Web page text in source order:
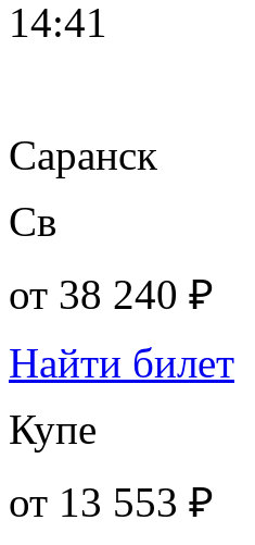
14:41
Саранск
Св
от 38 240 ₽
Найти билет
Купе
от 13 553 ₽